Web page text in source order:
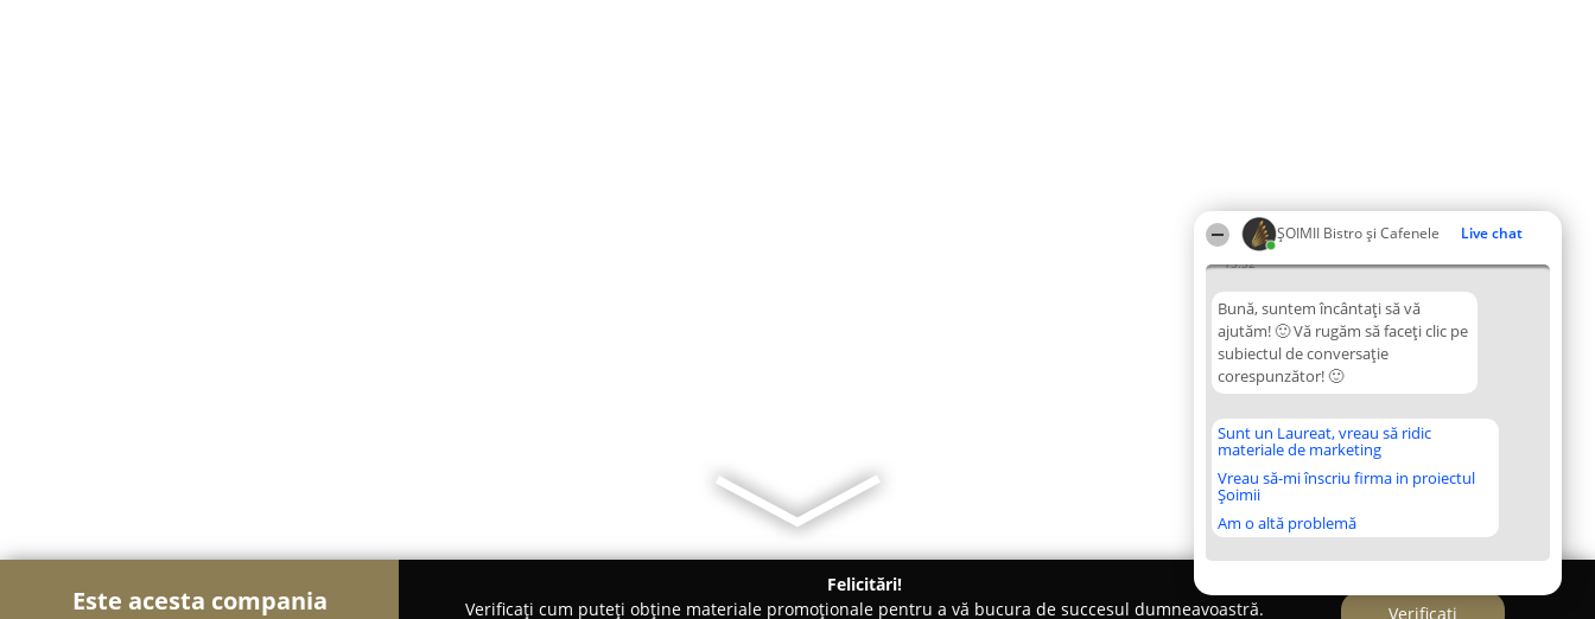
ȘOIMII Bistro și Cafenele Live chat
13:32
Bună, suntem încântați să vă
ajutăm! 🙂 Vă rugăm să faceți clic pe
subiectul de conversație
corespunzător! 🙂
Sunt un Laureat, vreau să ridic
materiale de marketing
Vreau să-mi înscriu firma in proiectul
Șoimii
Am o altă problemă
Este acesta compania
Felicitări!
Verificați cum puteți obține materiale promoționale pentru a vă bucura de succesul dumneavoastră.
Verificați